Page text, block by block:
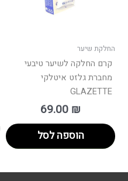
החלקת שיער
קרם החלקה לשיער טיבעי
מחברת גלזט איטלקי
GLAZETTE
69.00 ₪
הוספה לסל